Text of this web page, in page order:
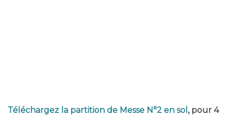
Téléchargez la partition de Messe N°2 en sol , pour 4